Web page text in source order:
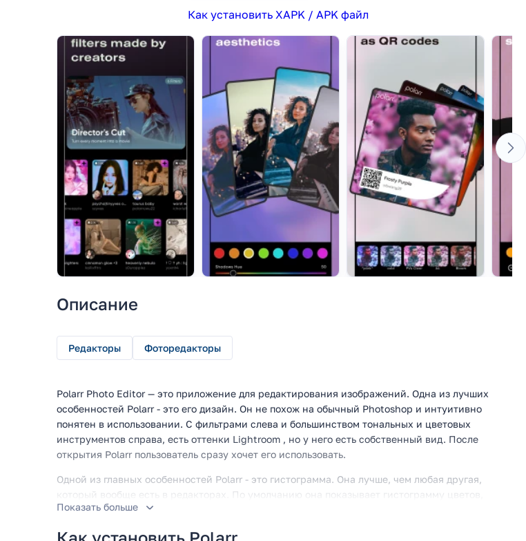
Как установить XAPK / APK файл
Описание
Редакторы Фоторедакторы
Polarr Photo Editor — это приложение для редактирования изображений. Одна из лучших
особенностей Polarr - это его дизайн. Он не похож на обычный Photoshop и интуитивно
понятен в использовании. С фильтрами слева и большинством тональных и цветовых
инструментов справа, есть оттенки Lightroom , но у него есть собственный вид. После
открытия Polarr пользователь сразу хочет его использовать.
Одной из главных особенностей Polarr - это гистограмма. Она лучше, чем любая другая,
который вообще есть в редакторах. По умолчанию она показывает гистограмму цветов,
которую можно развернуть на отдельные гистограммы RGB. При отсутствии отображения
Показать больше